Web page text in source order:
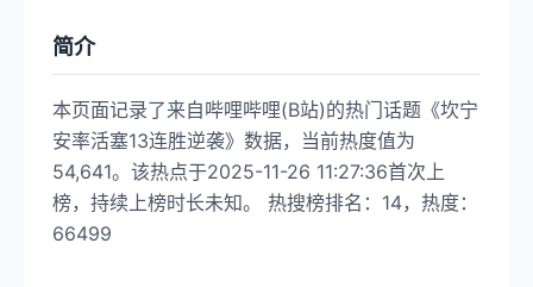
简介
本页面记录了来自哔哩哔哩(B站)的热门话题《坎宁
安率活塞13连胜逆袭》数据，当前热度值为
54,641。该热点于2025-11-26 11:27:36首次上
榜，持续上榜时长未知。 热搜榜排名：14，热度：
66499